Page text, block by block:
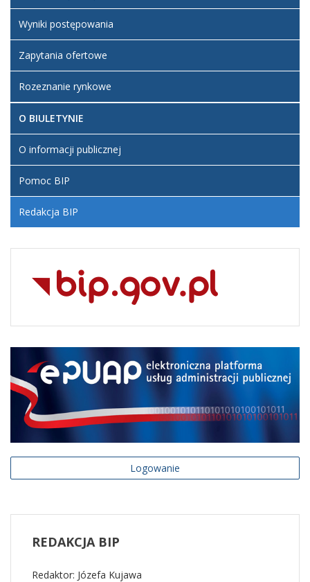
Wyniki postępowania
Zapytania ofertowe
Rozeznanie rynkowe
O BIULETYNIE
O informacji publicznej
Pomoc BIP
Redakcja BIP
Logowanie
REDAKCJABIP
Redaktor: Józefa Kujawa